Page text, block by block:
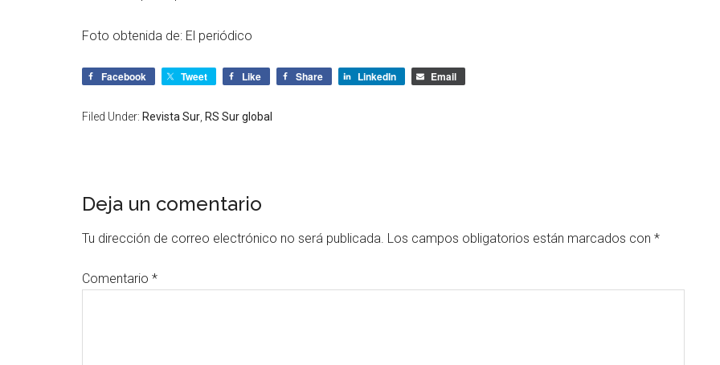
Foto obtenida de: El periódico
Facebook Tweet Like Share LinkedIn Email
Filed Under: Revista Sur RS Sur global
Deja un comentario
Tu dirección de correo electrónico no será publicada. Los campos obligatorios están marcados con *
Comentario *